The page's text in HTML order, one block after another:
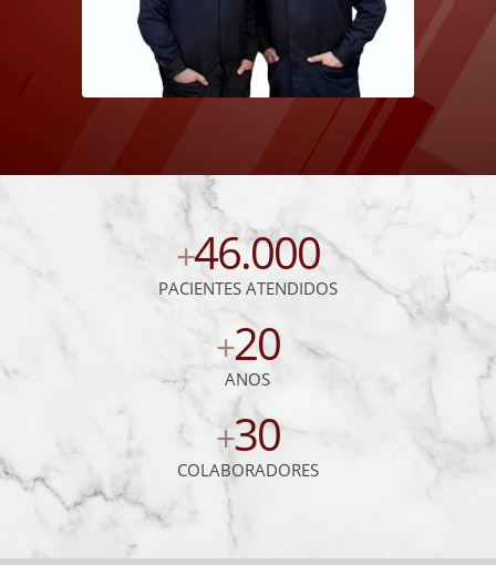
+46.000
PACIENTES ATENDIDOS
+20
ANOS
+30
COLABORADORES